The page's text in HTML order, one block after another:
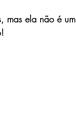
mas ela não é